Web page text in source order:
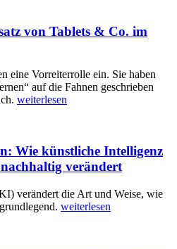
von Tablets & Co. im
eine Vorreiterrolle ein. Sie haben
auf die Fahnen geschrieben
weiterlesen
Wie künstliche Intelligenz
nachhaltig verändert
verändert die Art und Weise, wie
weiterlesen